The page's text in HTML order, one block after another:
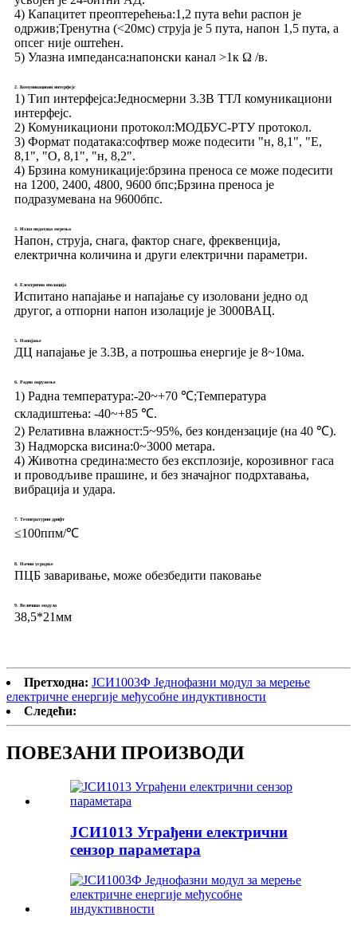
4) Капацитет преоптерећења:1,2 пута већи распон је
одржив;Тренутна (<20мс) струја је 5 пута, напон 1,5 пута, а
опсег није оштећен.
5) Улазна импеданса:напонски канал >1к Ω /в.
2. Комуникациони интерфејс
1) Тип интерфејса:Једносмерни 3.3В ТТЛ комуникациони
интерфејс.
2) Комуникациони протокол:МОДБУС-РТУ протокол.
3) Формат података:софтвер може подесити "н, 8,1", "Е,
8,1", "О, 8,1", "н, 8,2".
4) Брзина комуникације:брзина преноса се може подесити
на 1200, 2400, 4800, 9600 бпс;Брзина преноса је
подразумевана на 9600бпс.
3. Излаз података мерења
Напон, струја, снага, фактор снаге, фреквенција,
електрична количина и други електрични параметри.
4. Електрична изолација
Испитано напајање и напајање су изоловани једно од
другог, а отпорни напон изолације је 3000ВАЦ.
5. Напајање
ДЦ напајање је 3.3В, а потрошња енергије је 8~10ма.
6. Радно окружење
1) Радна температура:-20~+70 ℃;Температура
складиштења: -40~+85 ℃.
2) Релативна влажност:5~95%, без кондензације (на 40 ℃).
3) Надморска висина:0~3000 метара.
4) Животна средина:место без експлозије, корозивног гаса
и проводљиве прашине, и без значајног подрхтавања,
вибрација и удара.
7. Температурни дрифт
≤100ппм/℃
8. Начин уградње
ПЦБ заваривање, може обезбедити паковање
9. Величина модула
38,5*21мм
Претходна: ЈСИ1003Ф Једнофазни модул за мерење
електричне енергије међусобне индуктивности
Следећи:
ПОВЕЗАНИ ПРОИЗВОДИ
ЈСИ1013 Уграђени електрични
сензор параметара